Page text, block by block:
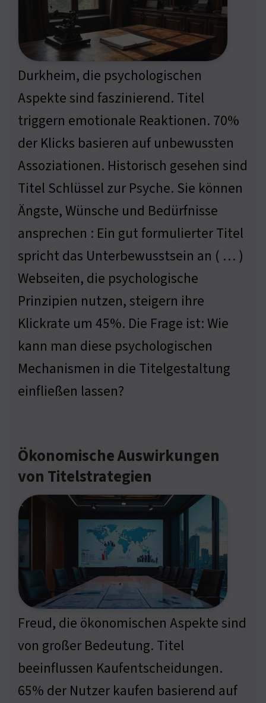
Durkheim, die psychologischen
Aspekte sind faszinierend. Titel
triggern emotionale Reaktionen. 70%
der Klicks basieren auf unbewussten
Assoziationen. Historisch gesehen sind
Titel Schlüssel zur Psyche. Sie können
Ängste, Wünsche und Bedürfnisse
ansprechen : Ein gut formulierter Titel
spricht das Unterbewusstsein an ( … )
Webseiten, die psychologische
Prinzipien nutzen, steigern ihre
Klickrate um 45%. Die Frage ist: Wie
kann man diese psychologischen
Mechanismen in die Titelgestaltung
einfließen lassen?
Ökonomische Auswirkungen
von Titelstrategien
Freud, die ökonomischen Aspekte sind
von großer Bedeutung. Titel
beeinflussen Kaufentscheidungen.
65% der Nutzer kaufen basierend auf